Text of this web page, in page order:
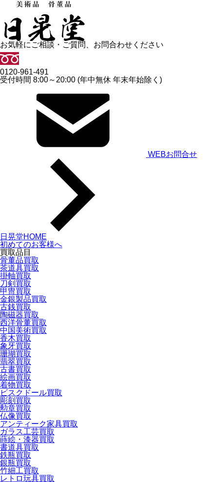
お気軽にご相談・ご質問、お問合わせください
0120-961-491
受付時間 8:00～20:00 (年中無休 年末年始除く)
WEBお問合せ
日晃堂HOME
初めてのお客様へ
買取品目
骨董品買取
茶道具買取
掛軸買取
刀剣買取
甲冑買取
金銀製品買取
古銭買取
陶磁器買取
西洋骨董買取
中国美術買取
香木買取
象牙買取
珊瑚買取
翡翠買取
古書買取
絵画買取
着物買取
ビスクドール買取
彫刻買取
勲章買取
仏像買取
アンティーク家具買取
ガラス工芸買取
蒔絵・漆器買取
書道具買取
鉄瓶買取
銀瓶買取
竹細工買取
レトロ玩具買取